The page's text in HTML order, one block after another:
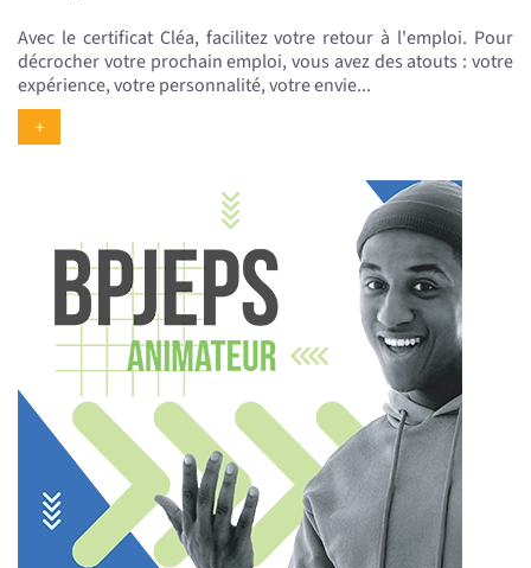
Avec le certificat Cléa, facilitez votre retour à l'emploi. Pour
décrocher votre prochain emploi, vous avez des atouts : votre
expérience, votre personnalité, votre envie...
+